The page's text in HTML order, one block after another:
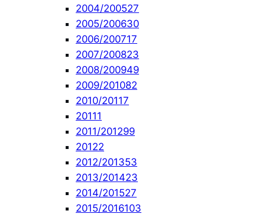
2004/200527
2005/200630
2006/200717
2007/200823
2008/200949
2009/201082
2010/20117
20111
2011/201299
20122
2012/201353
2013/201423
2014/201527
2015/2016103